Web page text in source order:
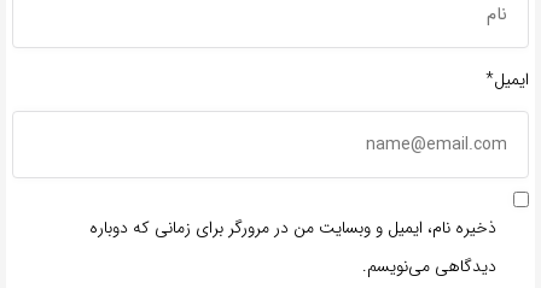
ایمیل*
ذخیره نام، ایمیل و وبسایت من در مرورگر برای زمانی که دوباره
دیدگاهی می‌نویسم.